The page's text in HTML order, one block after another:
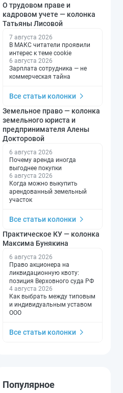
О трудовом праве и
кадровом учете — колонка
Татьяны Лисовой
7 августа 2026
В МАКС читатели проявили
интерес к теме cookie
6 августа 2026
Зарплата сотрудника — не
коммерческая тайна
Все статьи колонки
Земельное право — колонка
земельного юриста и
предпринимателя Алены
Докторовой
6 августа 2026
Почему аренда иногда
выгоднее покупки
6 августа 2026
Когда можно выкупить
арендованный земельный
участок
Все статьи колонки
Практическое КУ — колонка
Максима Бунякина
6 августа 2026
Право акционера на
ликвидационную квоту:
позиция Верховного суда РФ
4 августа 2026
Как выбрать между типовым
и индивидуальным уставом
ООО
Все статьи колонки
Популярное